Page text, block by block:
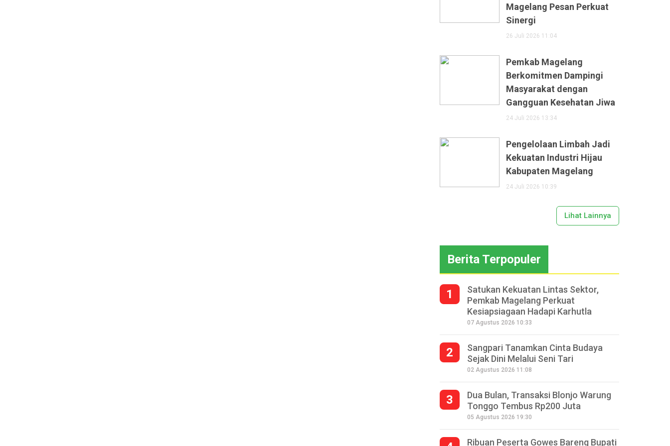
Magelang Pesan Perkuat
Sinergi
26 Juli 2026 11:04
Pemkab Magelang
Berkomitmen Dampingi
Masyarakat dengan
Gangguan Kesehatan Jiwa
24 Juli 2026 13:34
Pengelolaan Limbah Jadi
Kekuatan Industri Hijau
Kabupaten Magelang
24 Juli 2026 10:39
Lihat Lainnya
Berita Terpopuler
1
Satukan Kekuatan Lintas Sektor,
Pemkab Magelang Perkuat
Kesiapsiagaan Hadapi Karhutla
07 Agustus 2026 10:33
2
Sangpari Tanamkan Cinta Budaya
Sejak Dini Melalui Seni Tari
02 Agustus 2026 11:08
3
Dua Bulan, Transaksi Blonjo Warung
Tonggo Tembus Rp200 Juta
05 Agustus 2026 19:30
Ribuan Peserta Gowes Bareng Bupati